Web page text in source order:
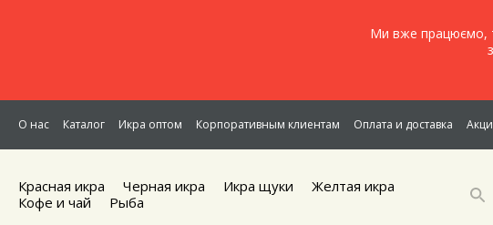
Ми вже працюємо,
О нас Каталог Икра оптом Корпоративным клиентам Оплата и доставка
Красная икра Черная икра Икра щуки
Желтая икра
Кофе и чай
Рыба